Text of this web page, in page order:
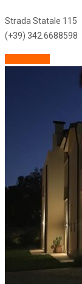
Strada Statale 115
(+39) 342.6688598